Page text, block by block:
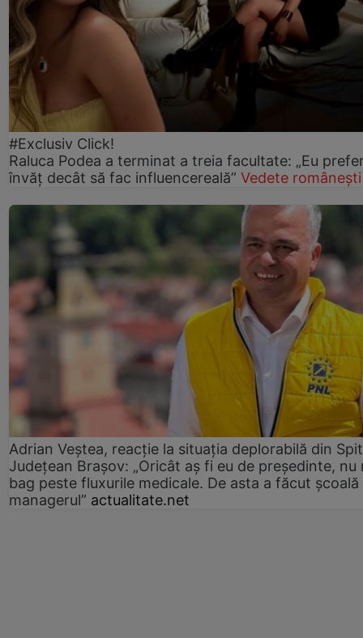
#Exclusiv Click!
Raluca Podea a terminat a treia facultate: „Eu
învăț decât să fac influencereală” Vedete românești
Adrian Veștea, reacție la situația deplorabilă din
Județean Brașov: „Oricât aș fi eu de președinte, nu
bag peste fluxurile medicale. De asta a făcut școală
managerul” actualitate.net